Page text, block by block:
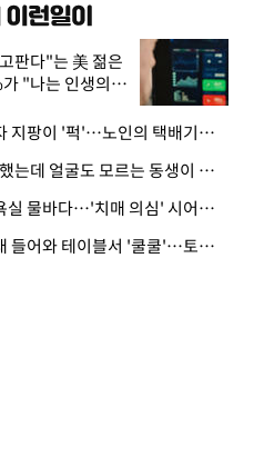
판다"는 美 젊은
"나는 인생의
· 엘베 문 열리자 지팡이 '퍽'…노인의 택배기사 폭행 이유
· "20년 병수발했는데 얼굴도 모르는 동생이 유산 절반을"…배다른 형제 상속권 있을까
· 냄비 태우고 욕실 물바다…'치매 의심' 시어머니 검사 권유했다가 '날벼락'
· 새벽 식당 몰래 들어와 테이블서 '쿨쿨'…토사물 남기고 사라진 남성